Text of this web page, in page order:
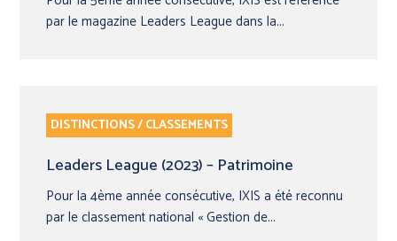
par le magazine Leaders League dans la...
DISTINCTIONS / CLASSEMENTS
Leaders League (2023) – Patrimoine
Pour la 4ème année consécutive, IXIS a été reconnu
par le classement national « Gestion de...